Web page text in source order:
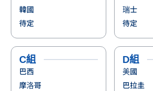
韓國
待定
瑞士
待定
C組
巴西
摩洛哥
D組
美國
巴拉圭